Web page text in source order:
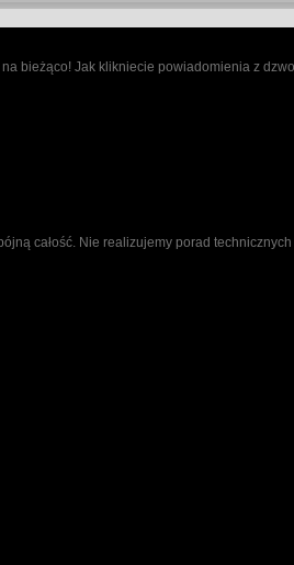
bieżąco! Jak klikniecie powiadomienia z
całość. Nie realizujemy porad